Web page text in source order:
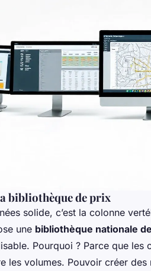
bibliothèque de prix
solide, c’est la colonne
une bibliothèque nationale
Pourquoi ? Parce que les
les volumes. Pouvoir créer